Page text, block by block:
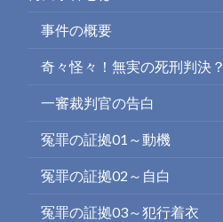
事件の概要
奇々怪々！無実の死刑判決？
一審裁判官の告白
冤罪の証拠01～動機
冤罪の証拠02～自白
冤罪の証拠03～犯行着衣